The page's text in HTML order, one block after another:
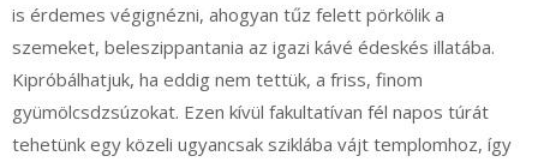
is érdemes végignézni, ahogyan tűz felett pörkölik a
szemeket, beleszippantania az igazi kávé édeskés illatába.
Kipróbálhatjuk, ha eddig nem tettük, a friss, finom
gyümölcsdzsúzokat. Ezen kívül fakultatívan fél napos túrát
tehetünk egy közeli ugyancsak sziklába vájt templomhoz, így